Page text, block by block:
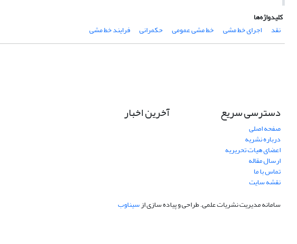
کلیدواژه‌ها
نقد
اجرای خط مشی خط مشی عمومی حکمرانی فرایند خط مشی
دسترسی سریع
صفحه اصلی
درباره نشریه
اعضای هیات تحریریه
ارسال مقاله
تماس با ما
نقشه سایت
آخرین اخبار
سامانه مدیریت نشریات علمی.طراحی و پیاده سازی ازسیناوب